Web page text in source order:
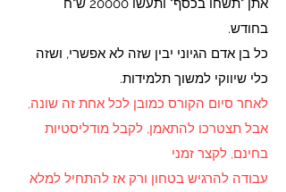
אתן "תשחו בכסף" ותעשו 20000 ש"ח
בחודש.
כל בן אדם הגיוני יבין שזה לא אפשרי, ושזה
כלי שיווקי למשוך תלמידות.
לאחר סיום הקורס כמובן לכל אחת זה שונה,
אבל תצטרכו להתאמן, לקבל מודליסטיות
בחינם, לקצר זמני
עבודה להרגיש בטחון ורק אז להתחיל למלא